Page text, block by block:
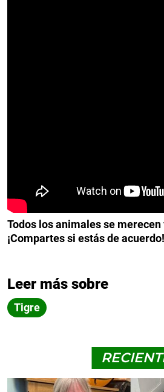
Todos los animales se
¡Compartes si estás de acuerdo!
Leer más sobre
Tigre